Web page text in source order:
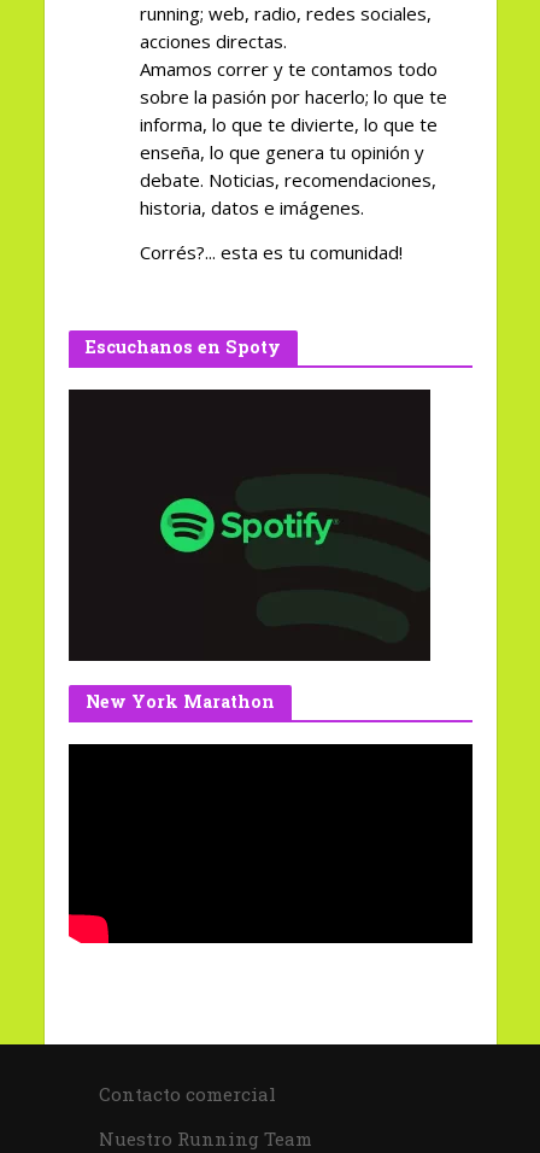
running; web, radio, redes sociales,
acciones directas.
Amamos correr y te contamos todo
sobre la pasión por hacerlo; lo que te
informa, lo que te divierte, lo que te
enseña, lo que genera tu opinión y
debate. Noticias, recomendaciones,
historia, datos e imágenes.
Corrés?... esta es tu comunidad!
Escuchanos en Spoty
New York Marathon
Contacto comercial
Nuestro Running Team